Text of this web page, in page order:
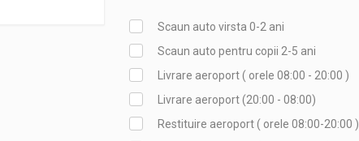
Scaun auto virsta 0-2 ani
Scaun auto pentru copii 2-5 ani
Livrare aeroport ( orele 08:00 - 20:00 )
Livrare aeroport (20:00 - 08:00)
Restituire aeroport ( orele 08:00-20:00 )